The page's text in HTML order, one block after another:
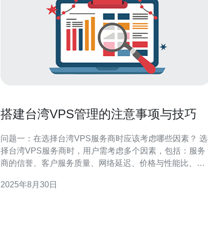
搭建台湾VPS管理的注意事项与技巧
问题一：在选择台湾VPS服务商时应该考虑哪些因素？ 选
择台湾VPS服务商时，用户需考虑多个因素，包括：服务
商的信誉、客户服务质量、网络延迟、价格与性能比、可
过查看用户评价和专业评测来了解；其次，客户服务的响
2025年8月30日